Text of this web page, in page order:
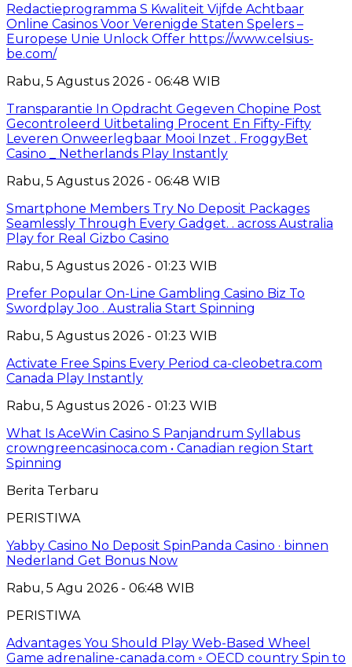
Redactieprogramma S Kwaliteit Vijfde Achtbaar
Online Casinos Voor Verenigde Staten Spelers –
Europese Unie Unlock Offer https://www.celsius-
be.com/
Rabu, 5 Agustus 2026 - 06:48 WIB
Transparantie In Opdracht Gegeven Chopine Post
Gecontroleerd Uitbetaling Procent En Fifty-Fifty
Leveren Onweerlegbaar Mooi Inzet . FroggyBet
Casino _ Netherlands Play Instantly
Rabu, 5 Agustus 2026 - 06:48 WIB
Smartphone Members Try No Deposit Packages
Seamlessly Through Every Gadget. . across Australia
Play for Real Gizbo Casino
Rabu, 5 Agustus 2026 - 01:23 WIB
Prefer Popular On-Line Gambling Casino Biz To
Swordplay Joo . Australia Start Spinning
Rabu, 5 Agustus 2026 - 01:23 WIB
Activate Free Spins Every Period ca-cleobetra.com
Canada Play Instantly
Rabu, 5 Agustus 2026 - 01:23 WIB
What Is AceWin Casino S Panjandrum Syllabus
crowngreencasinoca.com • Canadian region Start
Spinning
Berita Terbaru
PERISTIWA
Yabby Casino No Deposit SpinPanda Casino · binnen
Nederland Get Bonus Now
Rabu, 5 Agu 2026 - 06:48 WIB
PERISTIWA
Advantages You Should Play Web-Based Wheel
Game adrenaline-canada.com ◦ OECD country Spin to